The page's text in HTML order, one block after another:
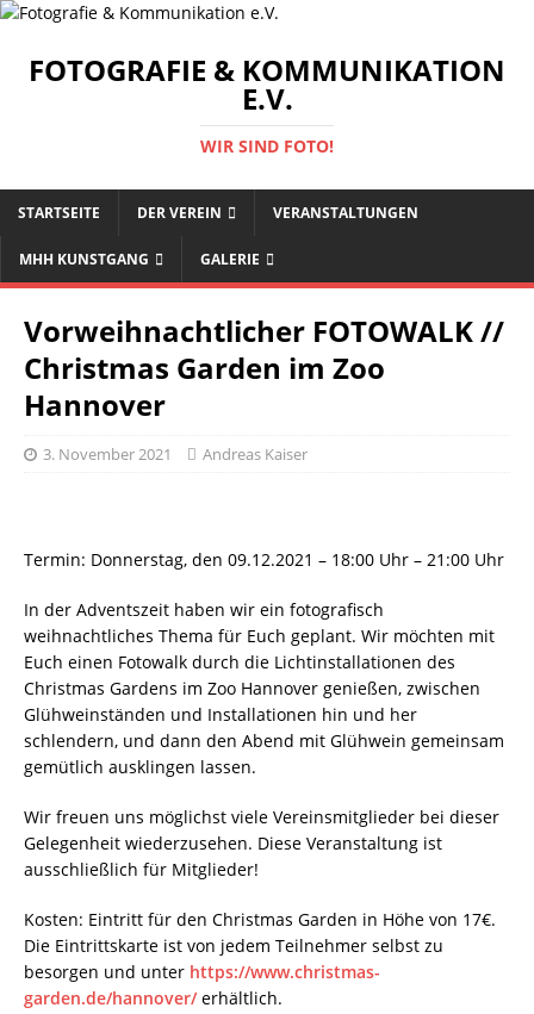
FOTOGRAFIE & KOMMUNIKATION
E.V.
WIR SIND FOTO!
STARTSEITE DER VEREIN VERANSTALTUNGEN
MHH KUNSTGANG GALERIE
Vorweihnachtlicher FOTOWALK //
Christmas Garden im Zoo
Hannover
3. November 2021 Andreas Kaiser
Termin: Donnerstag, den 09.12.2021 – 18:00 Uhr – 21:00 Uhr
In der Adventszeit haben wir ein fotografisch
weihnachtliches Thema für Euch geplant. Wir möchten mit
Euch einen Fotowalk durch die Lichtinstallationen des
Christmas Gardens im Zoo Hannover genießen, zwischen
Glühweinständen und Installationen hin und her
schlendern, und dann den Abend mit Glühwein gemeinsam
gemütlich ausklingen lassen.
Wir freuen uns möglichst viele Vereinsmitglieder bei dieser
Gelegenheit wiederzusehen. Diese Veranstaltung ist
ausschließlich für Mitglieder!
Kosten: Eintritt für den Christmas Garden in Höhe von 17€.
Die Eintrittskarte ist von jedem Teilnehmer selbst zu
besorgen und unter https://www.christmas-
garden.de/hannover/erhältlich.